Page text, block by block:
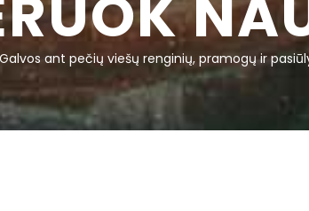
ant pečių viešų renginių, pramogų ir